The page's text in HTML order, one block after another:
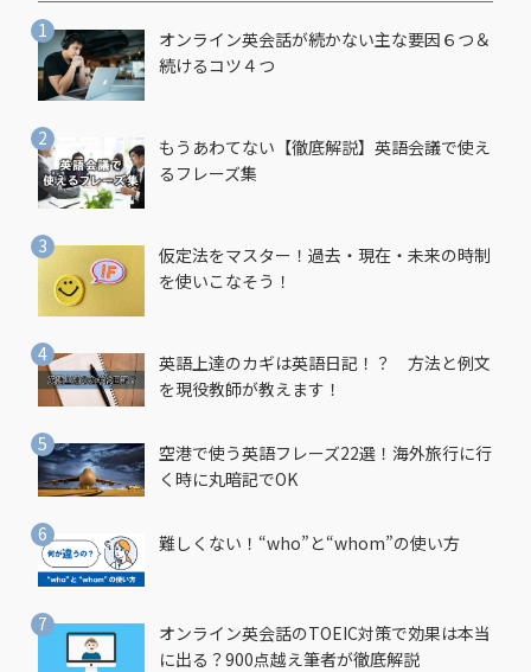
オンライン英会話が続かない主な要因６つ＆
続けるコツ４つ
もうあわてない【徹底解説】英語会議で使え
るフレーズ集
仮定法をマスター！過去・現在・未来の時制
を使いこなそう！
英語上達のカギは英語日記！？ 方法と例文
を現役教師が教えます！
空港で使う英語フレーズ22選！海外旅行に行
く時に丸暗記でOK
難しくない！“who”と“whom”の使い方
オンライン英会話のTOEIC対策で効果は本当
に出る？900点越え筆者が徹底解説